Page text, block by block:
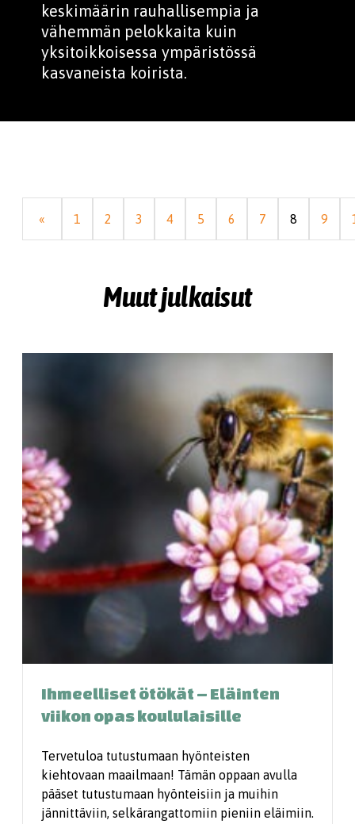
keskimäärin rauhallisempia ja
vähemmän pelokkaita kuin
yksitoikkoisessa ympäristössä
kasvaneista koirista.
« 1 2 3 4 5 6 7 8 9
Muut julkaisut
Ihmeelliset ötökät – Eläinten
viikon opas koululaisille
Tervetuloa ­tutustumaan hyönteisten
kiehtovaan maailmaan! Tämän oppaan avulla
pääset tutustumaan hyönteisiin ja muihin
jännittäviin, selkärangattomiin pieniin eläimiin.